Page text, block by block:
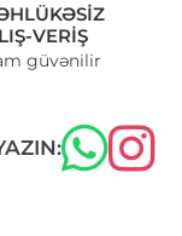
VERIŞ
güvənilir